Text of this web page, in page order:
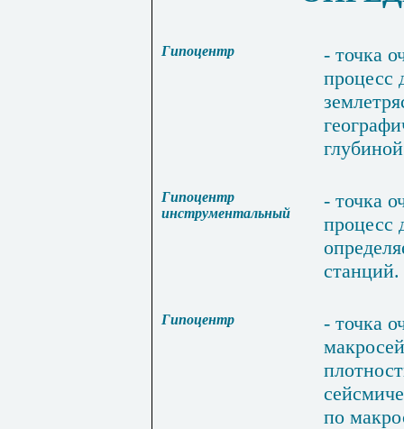
Гипоцентр - точка
процесс
глубиной
Гипоцентр
инструментальный
- точка
процесс
станций.
Гипоцентр - точка
по